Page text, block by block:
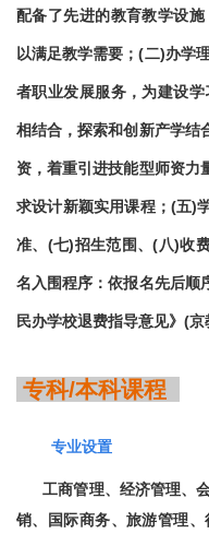
配备了先进的教育教学设
以满足教学需要；(二)办学
者职业发展服务，为建设
相结合，探索和创新产学结
资，着重引进技能型师资力
求设计新颖实用课程；(五)
准、 (七)招生范围、(八)收
名入围程序：依报名先后顺
民办学校退费指导意见》 (京
专科/本科课程
专业设置
工商管理、经济管理、会
销、国际商务、旅游管理